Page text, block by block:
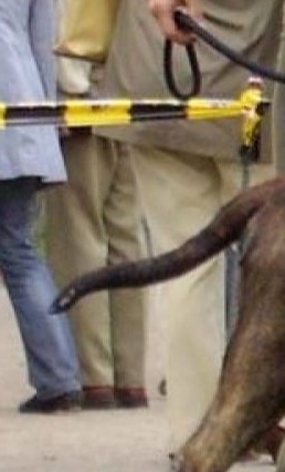
verificable. La continuidad del Presa